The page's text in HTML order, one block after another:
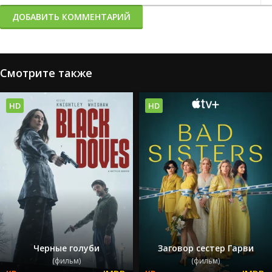
ДОБАВИТЬ КОММЕНТАРИЙ
Смотрите также
Черные голуби
(фильм)
HD
Заговор сестер Гарви
(фильм)
HD